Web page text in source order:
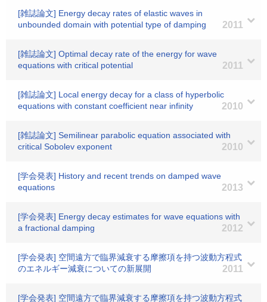
[雑誌論文] Energy decay rates of elastic waves in
unbounded domain with potential type of damping
2011
[雑誌論文] Optimal decay rate of the energy for wave
equations with critical potential
2011
[雑誌論文] Local energy decay for a class of hyperbolic
equations with constant coefficient near infinity
2010
[雑誌論文] Semilinear parabolic equation associated with
critical Sobolev exponent
2010
[学会発表] History and recent trends on damped wave
equations
2013
[学会発表] Energy decay estimates for wave equations with
a fractional damping
2012
[学会発表] 空間遠方で臨界減衰する摩擦項を持つ波動方程式
のエネルギー減衰についての新展開
2011
[学会発表] 空間遠方で臨界減衰する摩擦項を持つ波動方程式